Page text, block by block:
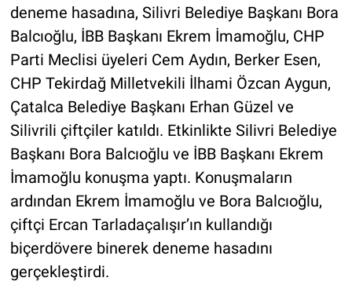
deneme hasadına, Silivri Belediye Başkanı Bora
Balcıoğlu, İBB Başkanı Ekrem İmamoğlu, CHP
Parti Meclisi üyeleri Cem Aydın, Berker Esen,
CHP Tekirdağ Milletvekili İlhami Özcan Aygun,
Çatalca Belediye Başkanı Erhan Güzel ve
Silivrili çiftçiler katıldı. Etkinlikte Silivri Belediye
Başkanı Bora Balcıoğlu ve İBB Başkanı Ekrem
İmamoğlu konuşma yaptı. Konuşmaların
ardından Ekrem İmamoğlu ve Bora Balcıoğlu,
çiftçi Ercan Tarladaçalışır’ın kullandığı
biçerdövere binerek deneme hasadını
gerçekleştirdi.